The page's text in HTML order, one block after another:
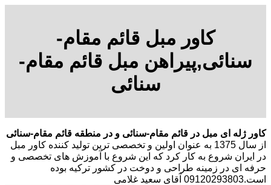
کاور مبل قائم مقام-
سنائی,پیراهن مبل قائم مقام-
سنائی
کاور ژله ای مبل در قائم مقام-سنائی و در منطقه قائم مقام-سنائی
از سال 1375 به عنوان اولین و تخصصی ترین تولید کننده کاور مبل
در ایران شروع به کار کرد که این شروع با آموزش های تخصصی و
حرفه ای در زمینه طراحی و دوخت در کشور ترکیه بوده
است.09120293803 آقای سعید غلامی